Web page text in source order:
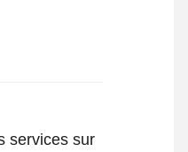
services sur